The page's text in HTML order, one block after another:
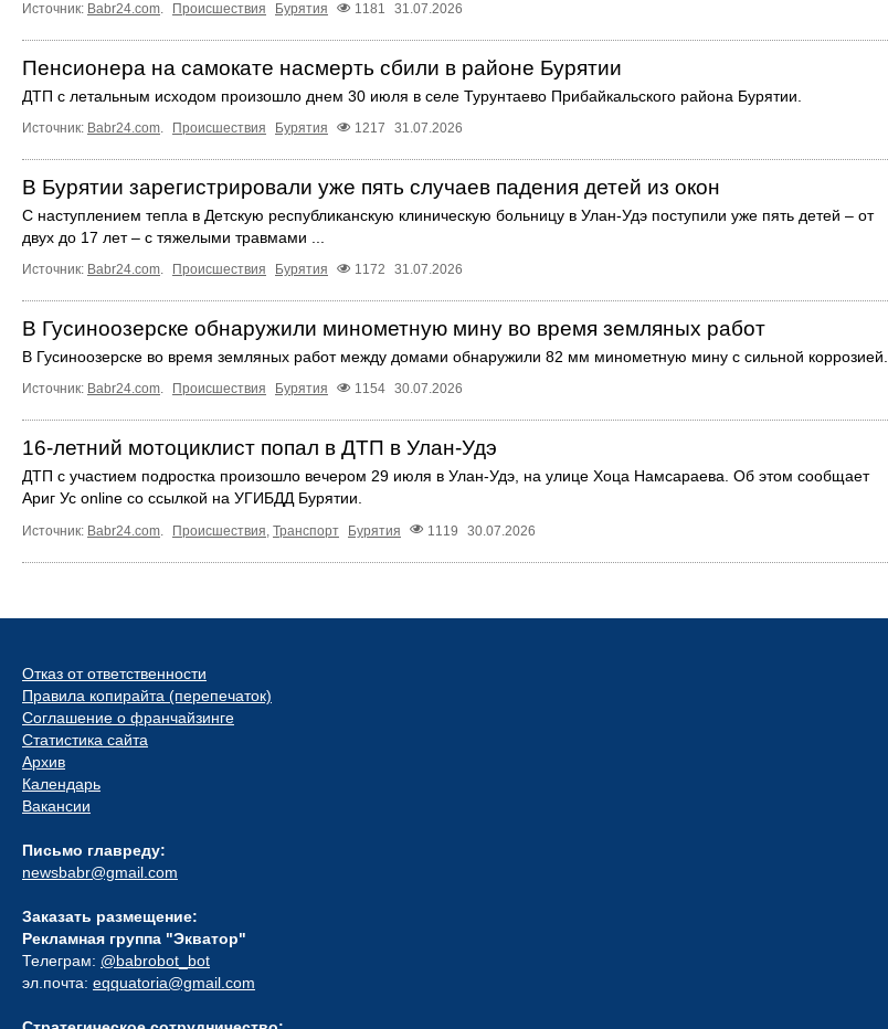
Источник: Babr24.com. Происшествия Бурятия 1181 31.07.2026
Пенсионера на самокате насмерть сбили в районе Бурятии
ДТП с летальным исходом произошло днем 30 июля в селе Турунтаево Прибайкальского района Бурятии.
Источник: Babr24.com. Происшествия Бурятия 1217 31.07.2026
В Бурятии зарегистрировали уже пять случаев падения детей из окон
С наступлением тепла в Детскую республиканскую клиническую больницу в Улан-Удэ поступили уже пять детей – от
двух до 17 лет – с тяжелыми травмами ...
Источник: Babr24.com. Происшествия Бурятия 1172 31.07.2026
В Гусиноозерске обнаружили минометную мину во время земляных работ
В Гусиноозерске во время земляных работ между домами обнаружили 82 мм минометную мину с сильной коррозией.
Источник: Babr24.com. Происшествия Бурятия 1154 30.07.2026
16-летний мотоциклист попал в ДТП в Улан-Удэ
ДТП с участием подростка произошло вечером 29 июля в Улан-Удэ, на улице Хоца Намсараева. Об этом сообщает
Ариг Ус online со ссылкой на УГИБДД Бурятии.
Источник: Babr24.com Происшествия Транспорт Бурятия 1119 30.07.2026
Отказ от ответственности
Правила копирайта (перепечаток)
Соглашение о франчайзинге
Статистика сайта
Архив
Календарь
Вакансии
Письмо главреду:
newsbabr@gmail.com
Заказать размещение:
Рекламная группа "Экватор"
Телеграм: @babrobot_bot
эл.почта: eqquatoria@gmail.com